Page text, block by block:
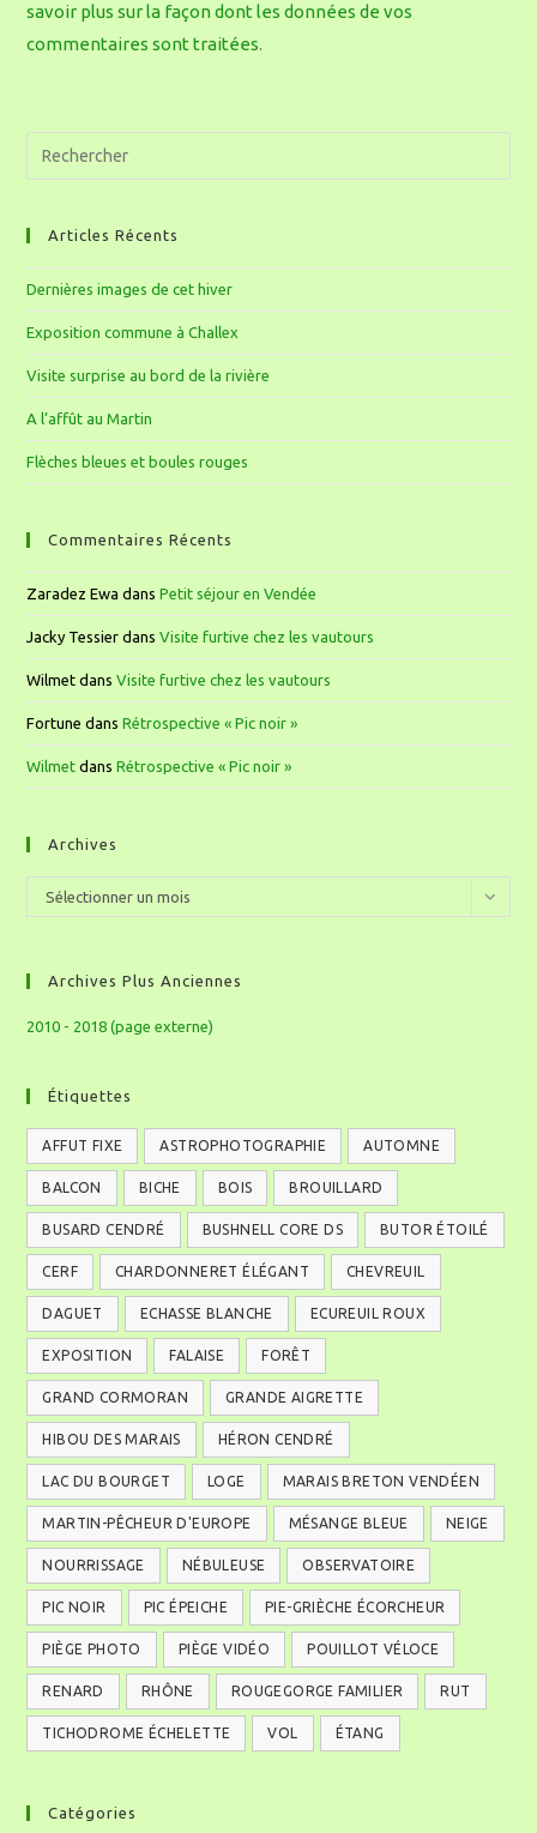
savoir plus sur la façon dont les données de vos
commentaires sont traitées.
Articles Récents
Dernières images de cet hiver
Exposition commune à Challex
Visite surprise au bord de la rivière
A l’affût au Martin
Flèches bleues et boules rouges
Commentaires Récents
Zaradez Ewa dansPetit séjour en Vendée
Jacky Tessier dansVisite furtive chez les vautours
Wilmet dansVisite furtive chez les vautours
Fortune dansRétrospective « Pic noir »
Wilmet dansRétrospective « Pic noir »
Archives
Sélectionner un mois
Archives Plus Anciennes
2010 - 2018 (page externe)
Étiquettes
AFFUT FIXE ASTROPHOTOGRAPHIE AUTOMNE
BALCON BICHE BOIS BROUILLARD
BUSARD CENDRÉ BUSHNELL CORE DS BUTOR ÉTOILÉ
CERF CHARDONNERET ÉLÉGANT CHEVREUIL
DAGUET ECHASSE BLANCHE ECUREUIL ROUX
EXPOSITION FALAISE FORÊT
GRAND CORMORAN GRANDE AIGRETTE
HIBOU DES MARAIS HÉRON CENDRÉ
LAC DU BOURGET LOGE MARAIS BRETON VENDÉEN
MARTIN-PÊCHEUR D'EUROPE MÉSANGE BLEUE NEIGE
NOURRISSAGE NÉBULEUSE OBSERVATOIRE
PIC NOIR PIC ÉPEICHE PIE-GRIÈCHE ÉCORCHEUR
PIÈGE PHOTO PIÈGE VIDÉO POUILLOT VÉLOCE
RENARD RHÔNE ROUGEGORGE FAMILIER RUT
TICHODROME ÉCHELETTE VOL ÉTANG
Catégories